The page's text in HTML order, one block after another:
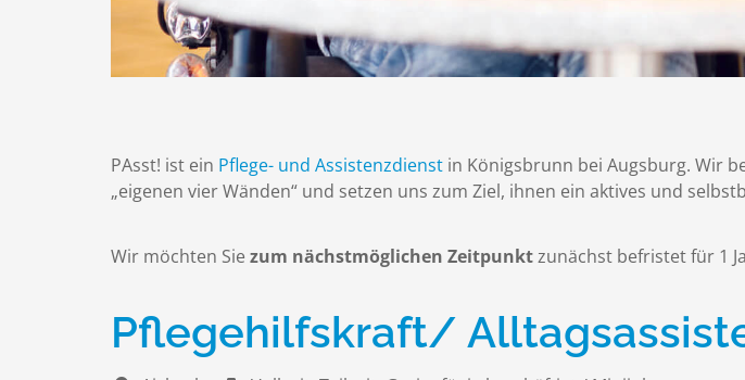
Pflegehilfskraft/
PAsst! ist ein Pflege- und Assistenzdienst in Königsbrunn bei Augsburg. Wir
„eigenen vier Wänden“ und setzen uns zum Ziel, ihnen ein aktives und
Wir möchten Sie zum nächstmöglichen Zeitpunktzunächst befristet für 1